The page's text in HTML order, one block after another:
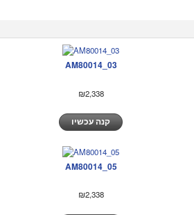
AM80014_03
₪2,338
AM80014_05
₪2,338